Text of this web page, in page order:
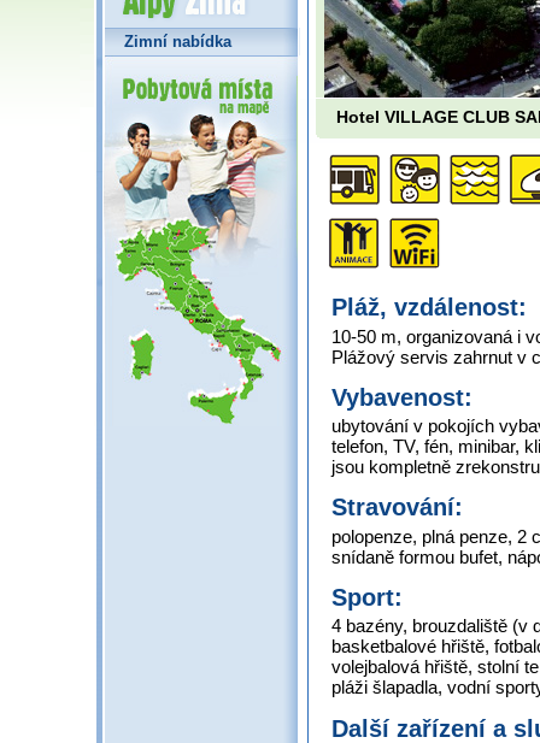
Hotel VILLAGE CLUB
Pláž, vzdálenost:
10-50 m, organizovaná i
Plážový servis zahrnut v
Vybavenost:
ubytování v pokojích
telefon, TV, fén, minibar,
jsou kompletně
Stravování:
polopenze, plná penze, 2
snídaně formou bufet,
Sport:
4 bazény, brouzdaliště (v
basketbalové hřiště,
volejbalová hřiště, stolní
pláži šlapadla, vodní
Další zařízení a
Zimní nabídka